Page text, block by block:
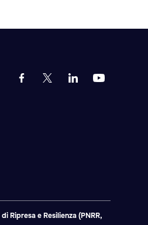
Ripresa e Resilienza (PNRR,